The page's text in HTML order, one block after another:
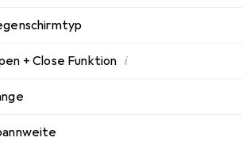
+ Close Funktion i